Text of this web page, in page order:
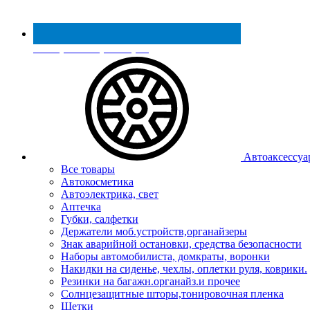
Реестр МинПромТорга
Все товары
Автокосметика
Автоэлектрика, свет
Аптечка
Губки, салфетки
Держатели моб.устройств,органайзеры
Знак аварийной остановки, средства безопасности
Наборы автомобилиста, домкраты, воронки
Накидки на сиденье, чехлы, оплетки руля, коврики.
Резинки на багажн.органайз.и прочее
Солнцезащитные шторы,тонировочная пленка
Щетки